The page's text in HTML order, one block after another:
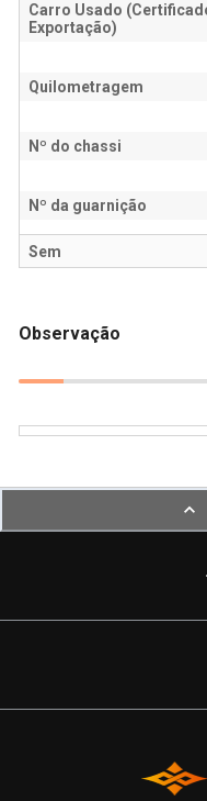
Carro Usado
Exportação)
Quilometragem
Nº do chassi
Nº da guarnição
Sem
Observação